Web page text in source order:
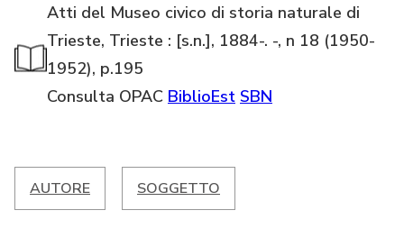
Atti del Museo civico di storia naturale di
Trieste, Trieste : [s.n.], 1884-. -, n 18 (1950-
1952), p.195
Consulta OPAC BiblioEst SBN
AUTORE SOGGETTO